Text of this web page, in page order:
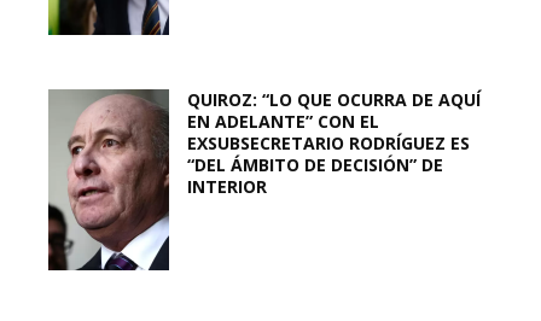
QUIROZ: “LO QUE OCURRA DE AQUÍ
EN ADELANTE” CON EL
EXSUBSECRETARIO RODRÍGUEZ ES
“DEL ÁMBITO DE DECISIÓN” DE
INTERIOR